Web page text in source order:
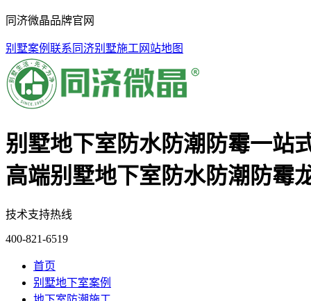
同济微晶品牌官网
别墅案例 联系同济别墅施工 网站地图
别墅地下室防水防潮防霉一站
高端别墅地下室防水防潮防霉
技术支持热线
400-821-6519
首页
别墅地下室案例